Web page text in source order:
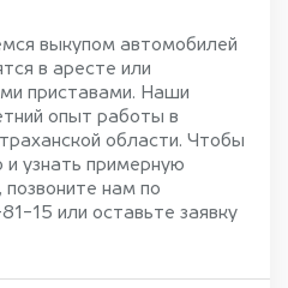
выкупом автомобилей
в аресте или
приставами. Наши
опыт работы в
области. Чтобы
и узнать примерную
нам по
15 или оставьте заявку